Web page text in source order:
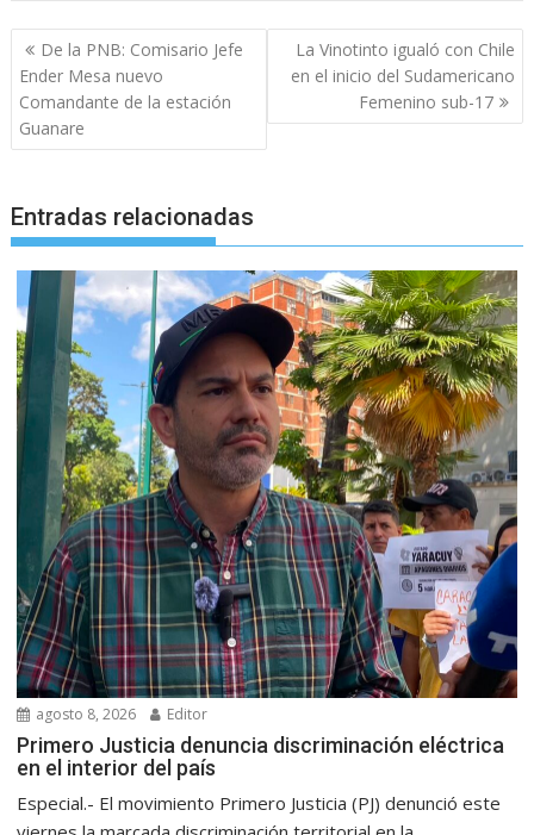
Navegación
de
entradas
De la PNB: Comisario Jefe
Ender Mesa nuevo
Comandante de la estación
Guanare
La Vinotinto igualó con Chile
en el inicio del Sudamericano
Femenino sub-17
Entradas relacionadas
agosto 8, 2026 Editor
Primero Justicia denuncia discriminación eléctrica
en el interior del país
Especial.- El movimiento Primero Justicia (PJ) denunció este